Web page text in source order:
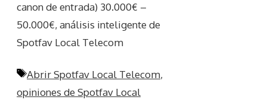
canon de entrada) 30.000€ –
50.000€, análisis inteligente de
Spotfav Local Telecom
Etiquetas
Abrir Spotfav Local Telecom,
opiniones de Spotfav Local